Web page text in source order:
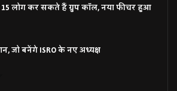
लोग कर सकते हैं ग्रुप कॉल, नया फीचर हुआ
जो बनेंगे ISRO के नए अध्यक्ष